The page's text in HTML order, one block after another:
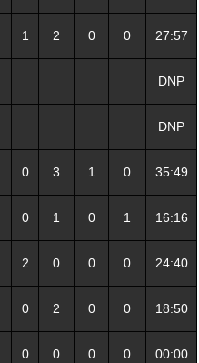
1 2 0 0 27:57
DNP
DNP
0 3 1 0 35:49
0 1 0 1 16:16
2 0 0 0 24:40
0 2 0 0 18:50
0 0 0 0 00:00